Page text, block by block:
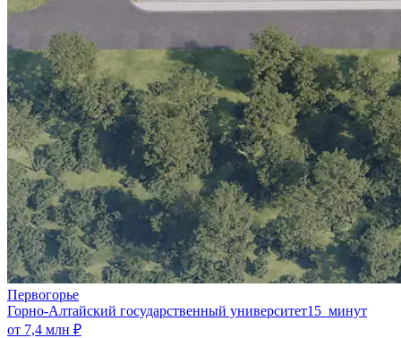
Первогорье
Горно-Алтайский государственный университет15 минут
от 7,4 млн ₽